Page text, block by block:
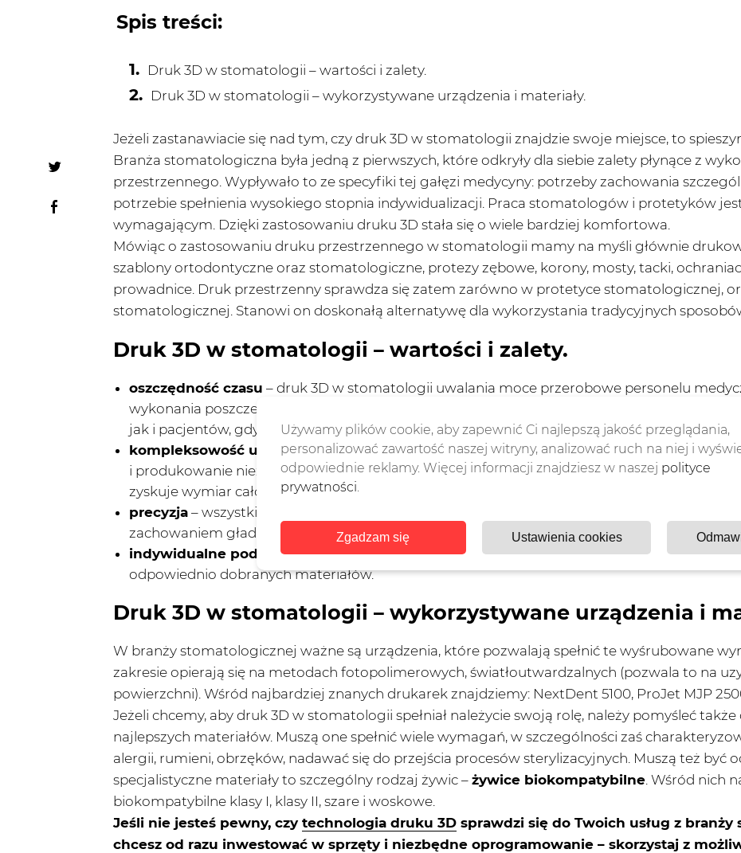
Spis treści:
Druk 3D w stomatologii – wartości i zalety.
Druk 3D w stomatologii – wykorzystywane urządzenia i materiały.
Jeżeli zastanawiacie się nad tym, czy druk 3D w stomatologii znajdzie swoje miejsce, to
Branża stomatologiczna była jedną z pierwszych, które odkryły dla siebie zalety płynące z
przestrzennego. Wypływało to ze specyfiki tej gałęzi medycyny: potrzeby zachowania
potrzebie spełnienia wysokiego stopnia indywidualizacji. Praca stomatologów i protetyków
wymagającym. Dzięki zastosowaniu druku 3D stała się o wiele bardziej komfortowa.
Mówiąc o zastosowaniu druku przestrzennego w stomatologii mamy na myśli głównie
szablony ortodontyczne oraz stomatologiczne, protezy zębowe, korony, mosty, tacki,
prowadnice. Druk przestrzenny sprawdza się zatem zarówno w protetyce stomatologicznej,
stomatologicznej. Stanowi on doskonałą alternatywę dla wykorzystania tradycyjnych
Druk 3D w stomatologii – wartości i zalety.
oszczędność czasu – druk 3D w stomatologii uwalania moce przerobowe personelu
wykonania poszczególnych elementów firmom zewnętrznym; oszczędność czasu dotyczy
jak i pacjentów, gdyż zastosowanie druku 3D znacznie zmniejsza ilość koniecznych wizyt,
kompleksowość usług– w gabinecie dentystycznym może następować cały proces
i produkowanie niezbędnych wyrobów; w pracowni technika dentystycznego cały proces
zyskuje wymiar całościowy,
precyzja – wszystkie parametry mogą być dobrane do konkretnego przypadku, wykonane z
zachowaniem gładkości powierzchni,
indywidualne podejście– wszystkie niezbędne elementy mogą być całkowicie
odpowiednio dobranych materiałów.
Druk 3D w stomatologii – wykorzystywane urządzenia i
W branży stomatologicznej ważne są urządzenia, które pozwalają spełnić te wyśrubowane
zakresie opierają się na metodach fotopolimerowych, światłoutwardzalnych (pozwala to na
powierzchni). Wśród najbardziej znanych drukarek znajdziemy: NextDent 5100, ProJet MJP
Jeżeli chcemy, aby druk 3D w stomatologii spełniał należycie swoją rolę, należy pomyśleć
najlepszych materiałów. Muszą one spełnić wiele wymagań, w szczególności zaś
alergii, rumieni, obrzęków, nadawać się do przejścia procesów sterylizacyjnych. Muszą też być
specjalistyczne materiały to szczególny rodzaj żywic – żywice biokompatybilne . Wśród nich
biokompatybilne klasy I, klasy II, szare i woskowe.
Jeśli nie jesteś pewny, czy technologia druku 3D sprawdzi się do Twoich usług z
chcesz od razu inwestować w sprzęty i niezbędne oprogramowanie – skorzystaj z
Używamy plików cookie, aby zapewnić Ci najlepszą jakość przeglądania,
personalizować zawartość naszej witryny, analizować ruch na niej i
odpowiednie reklamy. Więcej informacji znajdziesz w naszej polityce
prywatności.
Zgadzam się Ustawienia cookies